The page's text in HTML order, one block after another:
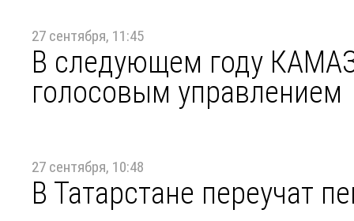
27 сентября, 11:45
В следующем году
голосовым управлением
27 сентября, 10:48
В Татарстане переучат